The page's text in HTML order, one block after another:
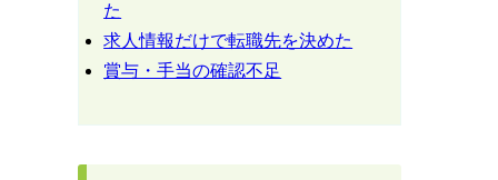
た
求人情報だけで転職先を決めた
賞与・手当の確認不足